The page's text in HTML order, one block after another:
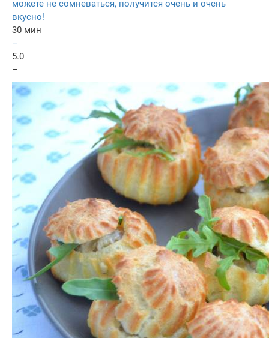
можете не сомневаться, получится очень и очень
вкусно!
30 мин
–
5.0
–